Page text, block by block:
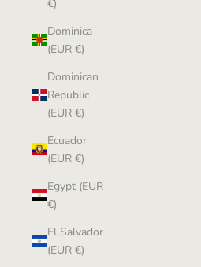
€)
Dominica
(EUR €)
Dominican
Republic
(EUR €)
Ecuador
(EUR €)
Egypt (EUR
€)
El Salvador
(EUR €)